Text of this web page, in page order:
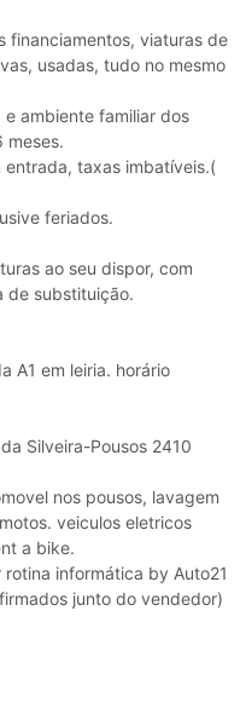
financiamentos, viaturas de
usadas, tudo no mesmo
ambiente familiar dos
meses.
entrada, taxas imbatíveis.(
feriados.
ao seu dispor, com
de substituição.
A1 em leiria. horário
Silveira-Pousos 2410
nos pousos, lavagem
veiculos eletricos
a bike.
informática by Auto21
junto do vendedor)